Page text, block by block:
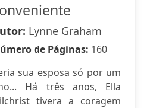
Lynne Graham
de Páginas: 160
sua esposa só por um
Há três anos, Ella
tivera a coragem